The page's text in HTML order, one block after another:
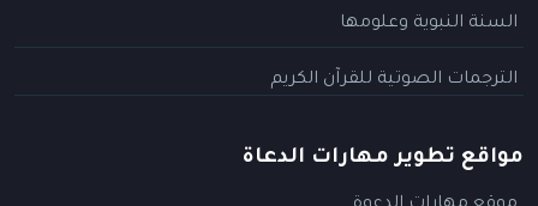
السنة النبوية وعلومها
الترجمات الصوتية للقرآن الكريم
مواقع تطوير مهارات الدعاة